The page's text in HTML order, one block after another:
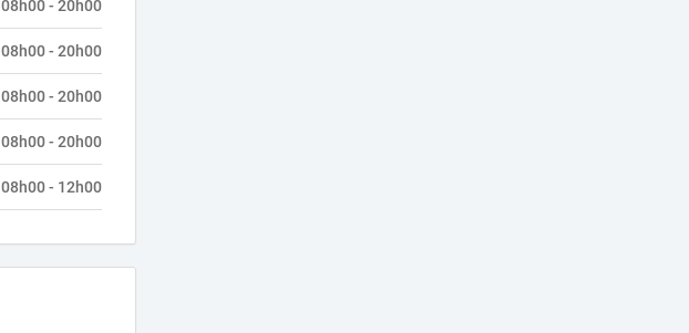
08h00 - 20h00
08h00 - 20h00
08h00 - 20h00
08h00 - 20h00
08h00 - 12h00